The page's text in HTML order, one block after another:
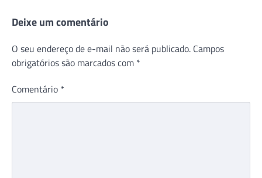
Deixe um comentário
O seu endereço de e-mail não será publicado. Campos
obrigatórios são marcados com *
Comentário *